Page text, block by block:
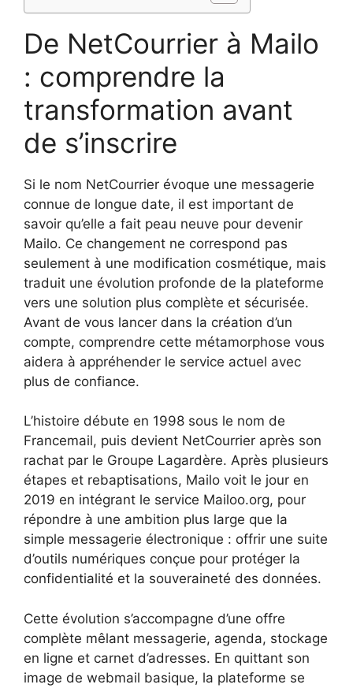
De NetCourrier à Mailo
: comprendre la
transformation avant
de s’inscrire
Si le nom NetCourrier évoque une messagerie
connue de longue date, il est important de
savoir qu’elle a fait peau neuve pour devenir
Mailo. Ce changement ne correspond pas
seulement à une modification cosmétique, mais
traduit une évolution profonde de la plateforme
vers une solution plus complète et sécurisée.
Avant de vous lancer dans la création d’un
compte, comprendre cette métamorphose vous
aidera à appréhender le service actuel avec
plus de confiance.
L’histoire débute en 1998 sous le nom de
Francemail, puis devient NetCourrier après son
rachat par le Groupe Lagardère. Après plusieurs
étapes et rebaptisations, Mailo voit le jour en
2019 en intégrant le service Mailoo.org, pour
répondre à une ambition plus large que la
simple messagerie électronique : offrir une suite
d’outils numériques conçue pour protéger la
confidentialité et la souveraineté des données.
Cette évolution s’accompagne d’une offre
complète mêlant messagerie, agenda, stockage
en ligne et carnet d’adresses. En quittant son
image de webmail basique, la plateforme se